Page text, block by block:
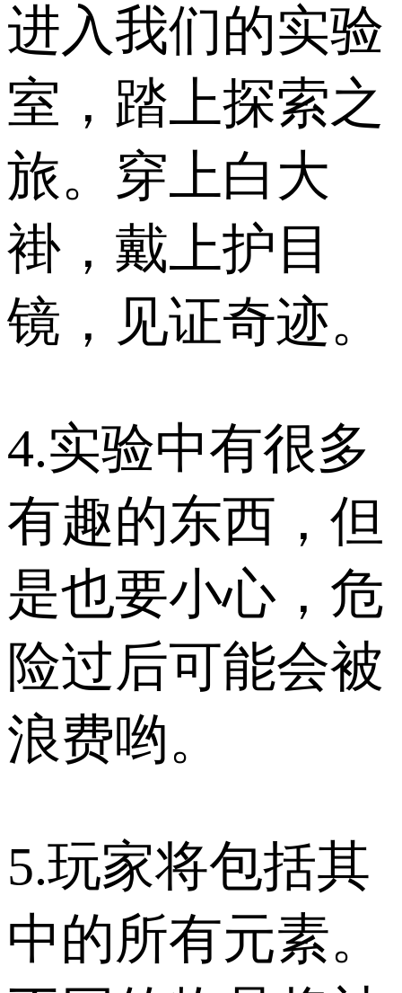
进入我们的实验
室，踏上探索之
旅。穿上白大
褂，戴上护目
镜，见证奇迹。
4.实验中有很多
有趣的东西，但
是也要小心，危
险过后可能会被
浪费哟。
5.玩家将包括其
中的所有元素。